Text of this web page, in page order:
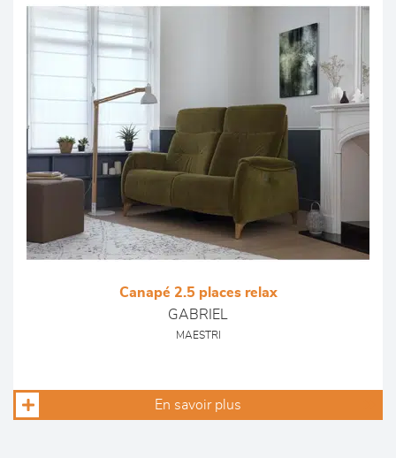
Canapé 2.5 places relax
GABRIEL
MAESTRI
En savoir plus